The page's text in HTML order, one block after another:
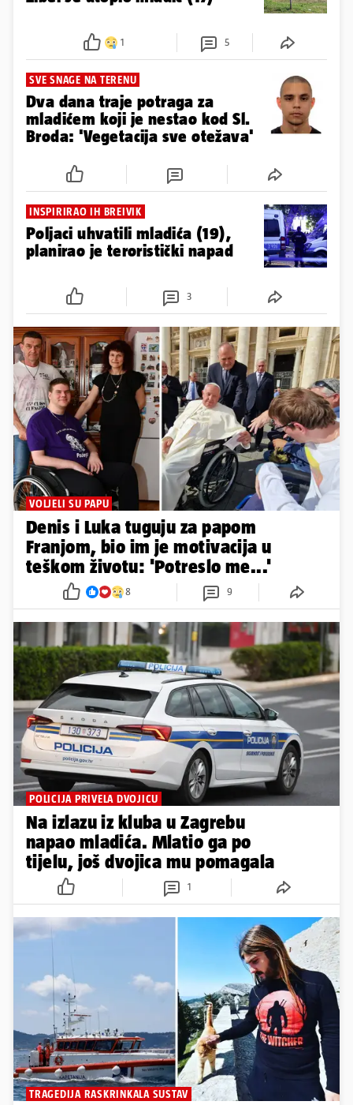
1 5
SVE SNAGE NA TERENU
Dva dana traje potraga za
mladićem koji je nestao kod Sl.
Broda: 'Vegetacija sve otežava'
INSPIRIRAO IH BREIVIK
Poljaci uhvatili mladića (19),
planirao je teroristički napad
3
VOLJELI SU PAPU
Denis i Luka tuguju za papom
Franjom, bio im je motivacija u
teškom životu: 'Potreslo me...'
8 9
POLICIJA PRIVELA DVOJICU
Na izlazu iz kluba u Zagrebu
napao mladića. Mlatio ga po
tijelu, još dvojica mu pomagala
1
TRAGEDIJA RASKRINKALA SUSTAV